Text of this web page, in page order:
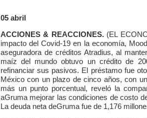
05 abril
ACCIONES & REACCIONES. (EL
impacto del Covid-19 en la economía,
aseguradora de créditos Atradius, al
maíz del mundo obtuvo un crédito de
refinanciar sus pasivos. El préstamo fue
México con un plazo de cinco años, con
más un punto porcentual, reveló la
aGruma mejorar las condiciones de costo
La deuda neta deGruma fue de 1,176